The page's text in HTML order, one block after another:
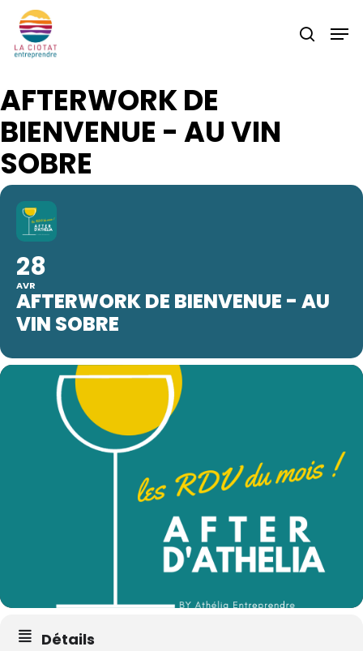
main
search
AFTERWORK DE
BIENVENUE - AU VIN
SOBRE
28
AVR
AFTERWORK DE BIENVENUE - AU
VIN SOBRE
Détails